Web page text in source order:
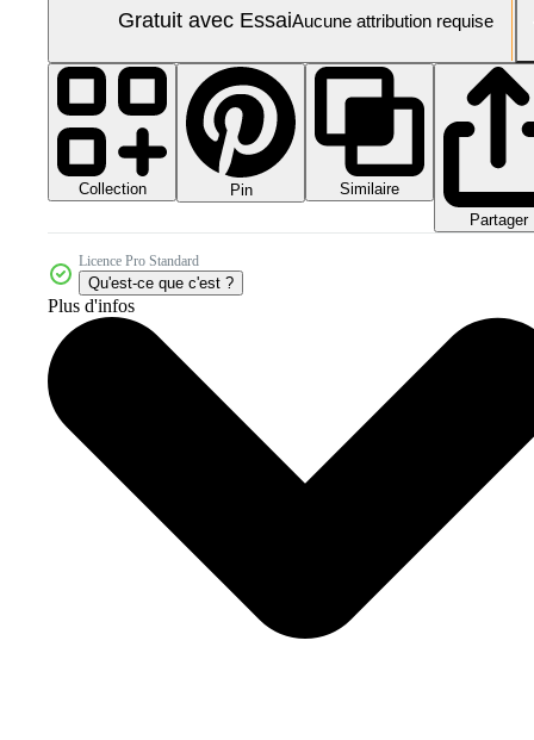
Gratuit avec EssaiAucune attribution requise
Collection Pin
Similaire
Partager
Licence Pro Standard
Qu'est-ce que c'est ?
Plus d'infos